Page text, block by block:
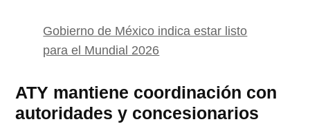
Gobierno de México indica estar listo
para el Mundial 2026
ATY mantiene coordinación con
autoridades y concesionarios